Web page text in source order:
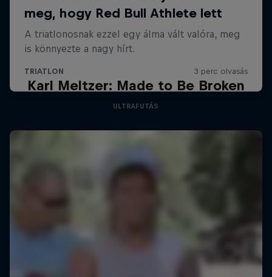
Karl Meltzer: Made to Be Broken
ULTRAFUTÁS